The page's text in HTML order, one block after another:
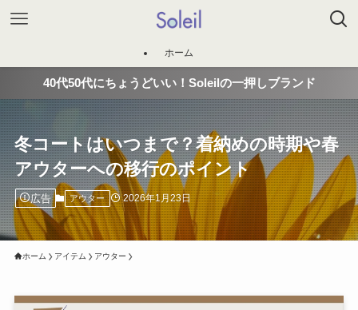
ホーム
40代50代にちょうどいい！Soleilの一押しブランド
冬コートはいつまで？着納めの時期や春
アウターへの移行のポイント
広告 アウター 2026年1月23日
ホーム アイテム アウター